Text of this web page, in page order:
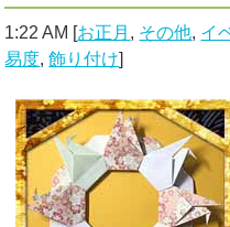
1:22 AM [お正月 , その他, イ
易度,飾り付け]